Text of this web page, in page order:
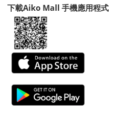
下載Aiko Mall 手機應用程式